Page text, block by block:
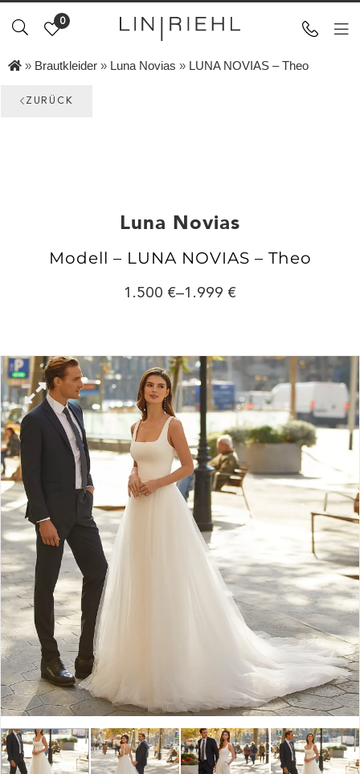
0
» Brautkleider » Luna Novias » LUNA NOVIAS – Theo
ZURÜCK
Luna Novias
Modell – LUNA NOVIAS – Theo
1.500 –1.999